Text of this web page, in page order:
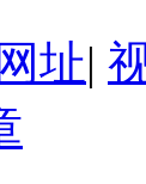
网址|